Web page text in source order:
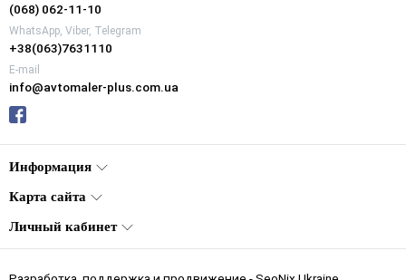
(068) 062-11-10
WhatsApp, Viber, Telegram
+38(063)7631110
E-mail
info@avtomaler-plus.com.ua
Информация
Карта сайта
Личный кабинет